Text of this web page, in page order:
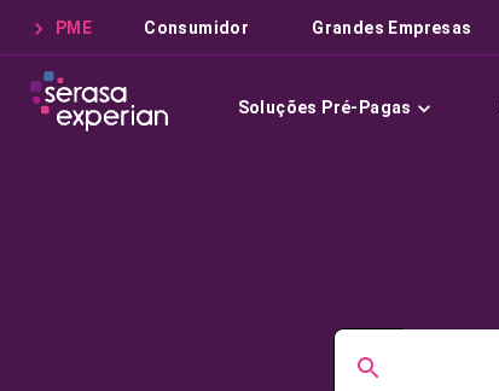
PME Consumidor Grandes Empresas
Soluções Pré-Pagas